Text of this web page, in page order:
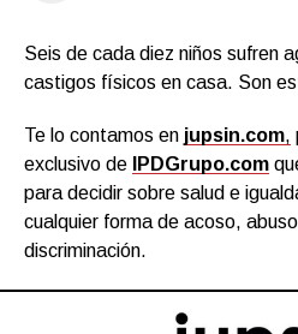
Seis de cada diez niños sufren
castigos físicos en casa. Son
Te lo contamos en jupsin.com,
exclusivo de
IPDGrupo.com
para decidir sobre salud e
cualquier forma de acoso,
discriminación.